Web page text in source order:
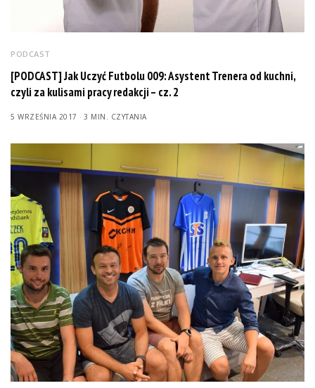
PODCAST
[PODCAST] Jak Uczyć Futbolu 009: Asystent Trenera od kuchni,
czyli za kulisami pracy redakcji – cz. 2
5 WRZEŚNIA 2017 3 MIN. CZYTANIA